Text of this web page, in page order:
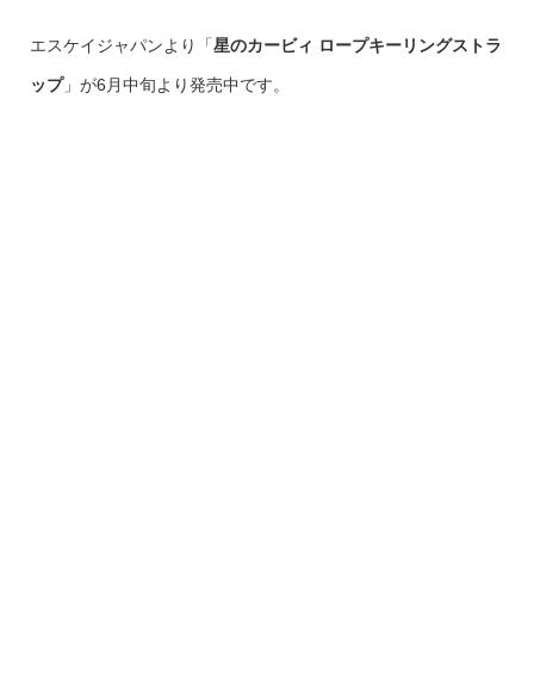
エスケイジャパンより「星のカービィ ロープキーリングストラ
ップ」が6月中旬より発売中です。